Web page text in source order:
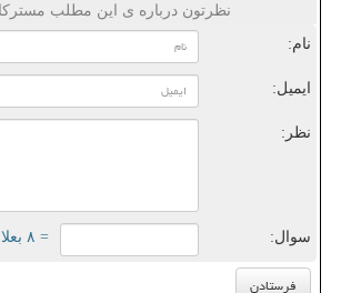
نظرتون درباره ی این مطلب
نام:
ایمیل:
نظر:
سوال: = ۸ بعلاوه ۲